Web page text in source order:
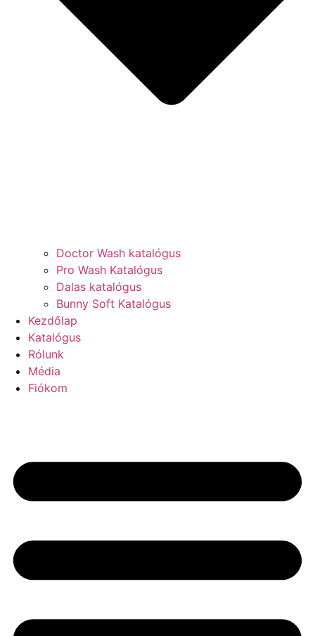
Doctor Wash katalógus
Pro Wash Katalógus
Dalas katalógus
Bunny Soft Katalógus
Kezdőlap
Katalógus
Rólunk
Média
Fiókom